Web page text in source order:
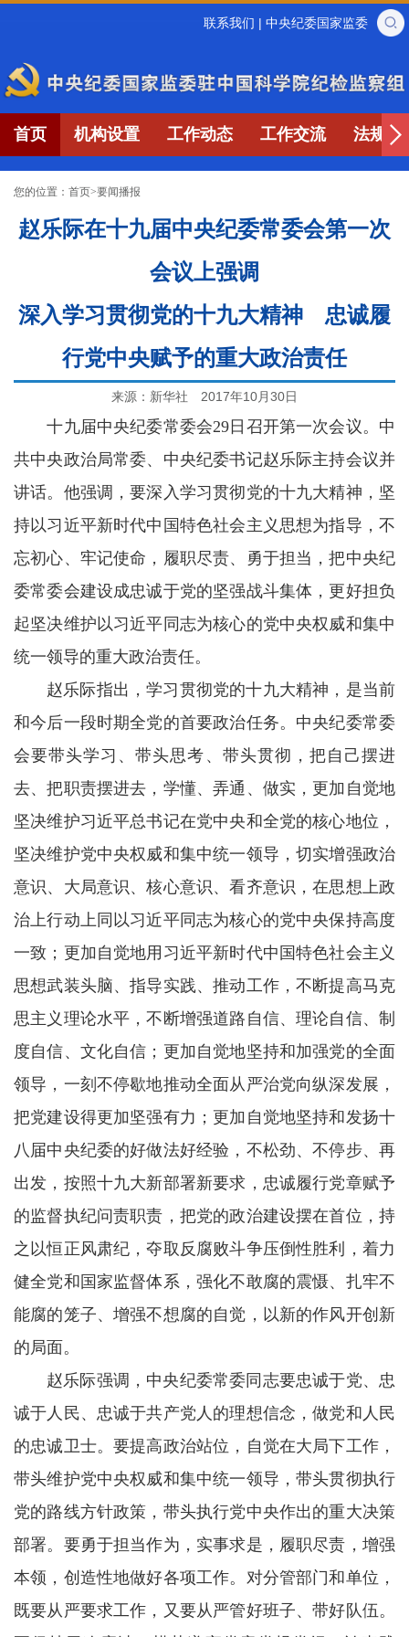
联系我们 | 中央纪委国家监委
首页 机构设置 工作动态 工作交流 法规制
您的位置： 首页>要闻播报
赵乐际在十九届中央纪委常委会第一次
会议上强调
深入学习贯彻党的十九大精神 忠诚履
行党中央赋予的重大政治责任
来源：新华社 2017年10月30日
十九届中央纪委常委会29日召开第一次会议。中
共中央政治局常委、中央纪委书记赵乐际主持会议并
讲话。他强调，要深入学习贯彻党的十九大精神，坚
持以习近平新时代中国特色社会主义思想为指导，不
忘初心、牢记使命，履职尽责、勇于担当，把中央纪
委常委会建设成忠诚于党的坚强战斗集体，更好担负
起坚决维护以习近平同志为核心的党中央权威和集中
统一领导的重大政治责任。
赵乐际指出，学习贯彻党的十九大精神，是当前
和今后一段时期全党的首要政治任务。中央纪委常委
会要带头学习、带头思考、带头贯彻，把自己摆进
去、把职责摆进去，学懂、弄通、做实，更加自觉地
坚决维护习近平总书记在党中央和全党的核心地位，
坚决维护党中央权威和集中统一领导，切实增强政治
意识、大局意识、核心意识、看齐意识，在思想上政
治上行动上同以习近平同志为核心的党中央保持高度
一致；更加自觉地用习近平新时代中国特色社会主义
思想武装头脑、指导实践、推动工作，不断提高马克
思主义理论水平，不断增强道路自信、理论自信、制
度自信、文化自信；更加自觉地坚持和加强党的全面
领导，一刻不停歇地推动全面从严治党向纵深发展，
把党建设得更加坚强有力；更加自觉地坚持和发扬十
八届中央纪委的好做法好经验，不松劲、不停步、再
出发，按照十九大新部署新要求，忠诚履行党章赋予
的监督执纪问责职责，把党的政治建设摆在首位，持
之以恒正风肃纪，夺取反腐败斗争压倒性胜利，着力
健全党和国家监督体系，强化不敢腐的震慑、扎牢不
能腐的笼子、增强不想腐的自觉，以新的作风开创新
的局面。
赵乐际强调，中央纪委常委同志要忠诚于党、忠
诚于人民、忠诚于共产党人的理想信念，做党和人民
的忠诚卫士。要提高政治站位，自觉在大局下工作，
带头维护党中央权威和集中统一领导，带头贯彻执行
党的路线方针政策，带头执行党中央作出的重大决策
部署。要勇于担当作为，实事求是，履职尽责，增强
本领，创造性地做好各项工作。对分管部门和单位，
既要从严要求工作，又要从严管好班子、带好队伍。